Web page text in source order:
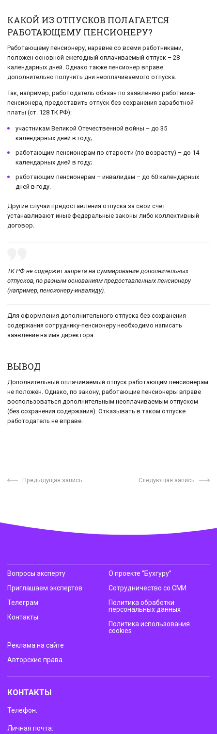
КАКОЙ ИЗ ОТПУСКОВ ПОЛАГАЕТСЯ
РАБОТАЮЩЕМУ ПЕНСИОНЕРУ?
Работающему пенсионеру, наравне со всеми работниками,
положен основной ежегодный оплачиваемый отпуск – 28
календарных дней. Однако также пенсионер вправе
дополнительно получить дни неоплачиваемого отпуска.
Так, например, работодатель обязан по заявлению работника-
пенсионера, предоставить отпуск без сохранения заработной
платы (ст. 128 ТК РФ):
участникам Великой Отечественной войны – до 35
календарных дней в году;
работающим пенсионерам по старости (по возрасту) – до 14
календарных дней в году;
работающим пенсионерам – инвалидам – до 60 календарных
дней в году.
Другие случаи предоставления отпуска за свой счет
устанавливают иные федеральные законы либо коллективный
договор.
ТК РФ не содержит запрета на суммирование дополнительных
отпусков, по разным основаниям предоставленных пенсионеру
(например, пенсионеру-инвалиду).
Для оформления дополнительного отпуска без сохранения
содержания сотруднику-пенсионеру необходимо написать
заявление на имя директора.
ВЫВОД
Дополнительный оплачиваемый отпуск работающим пенсионерам
не положен. Однако, по закону, работающие пенсионеры вправе
воспользоваться дополнительным неоплачиваемым отпуском
(без сохранения содержания). Отказывать в таком отпуске
работодатель не вправе.
Предыдущая запись Следующая запись
Вопросы эксперту
Приглашаем экспертов
Телеграм
Контакты
О проекте “Бухгуру”
Сотрудничество со СМИ
Политика обработки
персональных данных
Политика использования
cookies
Реклама на сайте
Авторские права
КОНТАКТЫ
Телефон:
Личная почта: